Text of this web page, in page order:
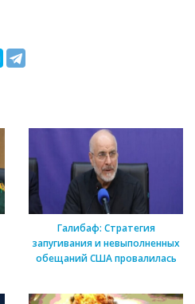
Галибаф: Стратегия
запугивания и невыполненных
обещаний США провалилась